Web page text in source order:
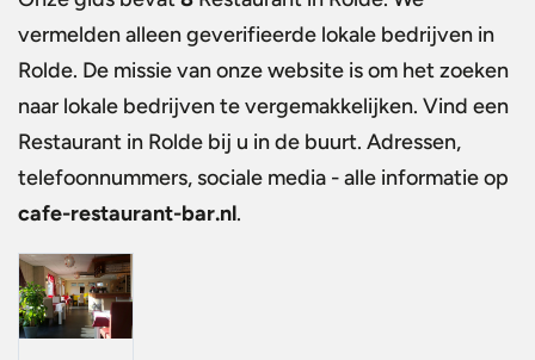
vermelden alleen geverifieerde lokale bedrijven in
Rolde. De missie van onze website is om het zoeken
naar lokale bedrijven te vergemakkelijken. Vind een
Restaurant in Rolde bij u in de buurt. Adressen,
telefoonnummers, sociale media - alle informatie op
cafe-restaurant-bar.nl.